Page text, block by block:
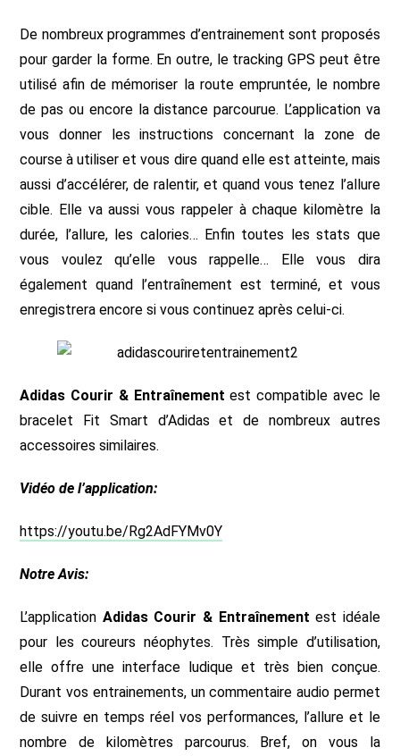
De nombreux programmes d’entrainement sont proposés
pour garder la forme. En outre, le tracking GPS peut être
utilisé afin de mémoriser la route empruntée, le nombre
de pas ou encore la distance parcourue. L’application va
vous donner les instructions concernant la zone de
course à utiliser et vous dire quand elle est atteinte, mais
aussi d’accélérer, de ralentir, et quand vous tenez l’allure
cible. Elle va aussi vous rappeler à chaque kilomètre la
durée, l’allure, les calories… Enfin toutes les stats que
vous voulez qu’elle vous rappelle… Elle vous dira
également quand l’entraînement est terminé, et vous
enregistrera encore si vous continuez après celui-ci.
Adidas Courir & Entraînement est compatible avec le
bracelet Fit Smart d’Adidas et de nombreux autres
accessoires similaires.
Vidéo de l’application:
https://youtu.be/Rg2AdFYMv0Y
Notre Avis:
L’application Adidas Courir & Entraînement est idéale
pour les coureurs néophytes. Très simple d’utilisation,
elle offre une interface ludique et très bien conçue.
Durant vos entrainements, un commentaire audio permet
de suivre en temps réel vos performances, l’allure et le
nombre de kilomètres parcourus. Bref, on vous la